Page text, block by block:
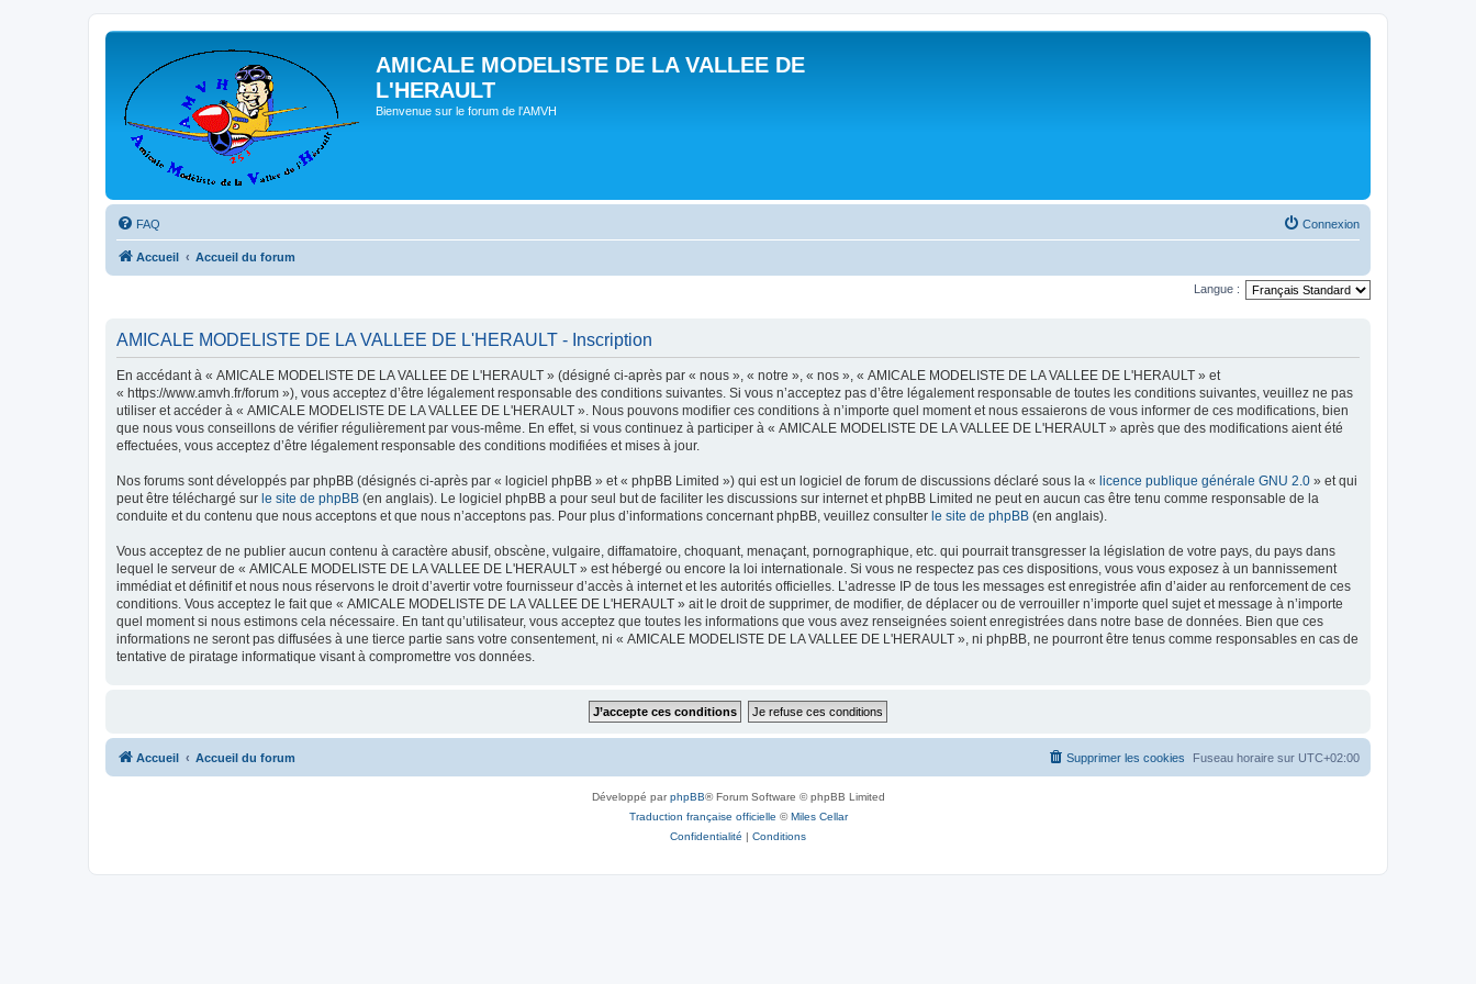
AMICALE MODELISTE DE LA VALLEE DE
L'HERAULT
Bienvenue sur le forum de l'AMVH
FAQ Connexion
Accueil Accueil du forum
Langue :
AMICALE MODELISTE DE LA VALLEE DE L'HERAULT - Inscription
En accédant à « AMICALE MODELISTE DE LA VALLEE DE L'HERAULT » (désigné ci-après par « nous », « notre », « nos », « AMICALE MODELISTE DE LA VALLEE DE L'HERAULT » et
« https://www.amvh.fr/forum »), vous acceptez d’être légalement responsable des conditions suivantes. Si vous n’acceptez pas d’être légalement responsable de toutes les conditions suivantes, veuillez ne pas
utiliser et accéder à « AMICALE MODELISTE DE LA VALLEE DE L'HERAULT ». Nous pouvons modifier ces conditions à n’importe quel moment et nous essaierons de vous informer de ces modifications, bien
que nous vous conseillons de vérifier régulièrement par vous-même. En effet, si vous continuez à participer à « AMICALE MODELISTE DE LA VALLEE DE L'HERAULT » après que des modifications aient été
effectuées, vous acceptez d’être légalement responsable des conditions modifiées et mises à jour.
Nos forums sont développés par phpBB (désignés ci-après par « logiciel phpBB » et « phpBB Limited ») qui est un logiciel de forum de discussions déclaré sous la « licence publique générale GNU 2.0 » et qui
peut être téléchargé sur le site de phpBB (en anglais). Le logiciel phpBB a pour seul but de faciliter les discussions sur internet et phpBB Limited ne peut en aucun cas être tenu comme responsable de la
conduite et du contenu que nous acceptons et que nous n’acceptons pas. Pour plus d’informations concernant phpBB, veuillez consulter le site de phpBB (en anglais).
Vous acceptez de ne publier aucun contenu à caractère abusif, obscène, vulgaire, diffamatoire, choquant, menaçant, pornographique, etc. qui pourrait transgresser la législation de votre pays, du pays dans
lequel le serveur de « AMICALE MODELISTE DE LA VALLEE DE L'HERAULT » est hébergé ou encore la loi internationale. Si vous ne respectez pas ces dispositions, vous vous exposez à un bannissement
immédiat et définitif et nous nous réservons le droit d’avertir votre fournisseur d’accès à internet et les autorités officielles. L’adresse IP de tous les messages est enregistrée afin d’aider au renforcement de ces
conditions. Vous acceptez le fait que « AMICALE MODELISTE DE LA VALLEE DE L'HERAULT » ait le droit de supprimer, de modifier, de déplacer ou de verrouiller n’importe quel sujet et message à n’importe
quel moment si nous estimons cela nécessaire. En tant qu’utilisateur, vous acceptez que toutes les informations que vous avez renseignées soient enregistrées dans notre base de données. Bien que ces
informations ne seront pas diffusées à une tierce partie sans votre consentement, ni « AMICALE MODELISTE DE LA VALLEE DE L'HERAULT », ni phpBB, ne pourront être tenus comme responsables en cas de
tentative de piratage informatique visant à compromettre vos données.
Accueil Accueil du forum Fuseau horaire sur UTC+02:00
Supprimer les cookies
Développé parphpBB® Forum Software © phpBB Limited
Traduction française officielle ©Miles Cellar
Confidentialité | Conditions